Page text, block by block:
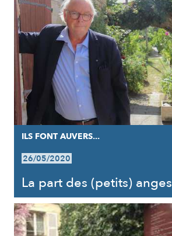
ILS FONT AUVERS...
26/05/2020
La part des (petits) anges